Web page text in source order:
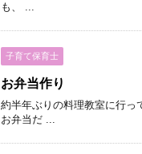
も、 ...
子育て保育士
お弁当作り
約半年ぶりの料理教室に行っ
お弁当だ ...